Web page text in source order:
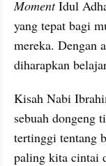
Moment Idul
yang tepat bagi
mereka. Dengan
diharapkan
Kisah Nabi
sebuah dongeng
tertinggi tentang
paling kita cintai